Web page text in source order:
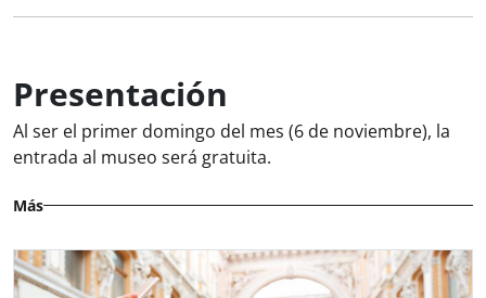
Presentación
Al ser el primer domingo del mes (6 de noviembre), la
entrada al museo será gratuita.
Más